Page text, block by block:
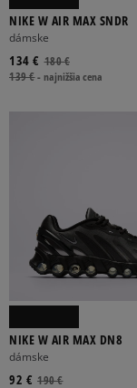
NIKE W AIR MAX SNDR
dámske
180 €
134 €
139 €-najnižšia cena
NIKE W AIR MAX DN8
dámske
190 €
92 €